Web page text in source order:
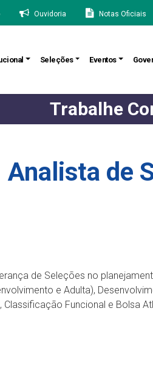
Ouvidoria Notas Oficiais
Seleções Eventos
Trabalhe
Analista de
de Seleções no
e Adulta),
Funcional e Bolsa